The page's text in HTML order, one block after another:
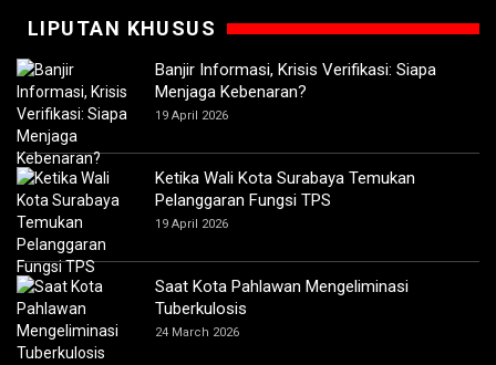
LIPUTAN KHUSUS
Banjir Informasi, Krisis Verifikasi: Siapa
Menjaga Kebenaran?
19 April 2026
Ketika Wali Kota Surabaya Temukan
Pelanggaran Fungsi TPS
19 April 2026
Saat Kota Pahlawan Mengeliminasi
Tuberkulosis
24 March 2026